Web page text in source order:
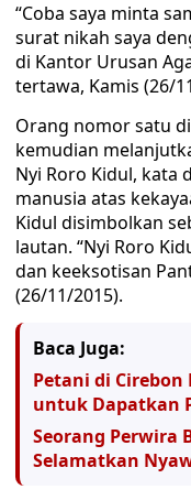
“Coba saya minta
surat nikah saya
di Kantor Urusan
tertawa, Kamis (26/
Orang nomor satu
kemudian
Nyi Roro Kidul, kata
manusia atas
Kidul disimbolkan
lautan. “Nyi Roro
dan keeksotisan
(26/11/2015).
Baca Juga:
Petani di Cirebon
untuk Dapatkan
Seorang Perwira
Selamatkan